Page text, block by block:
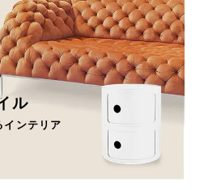
ショールームを探す
ル
インテリア